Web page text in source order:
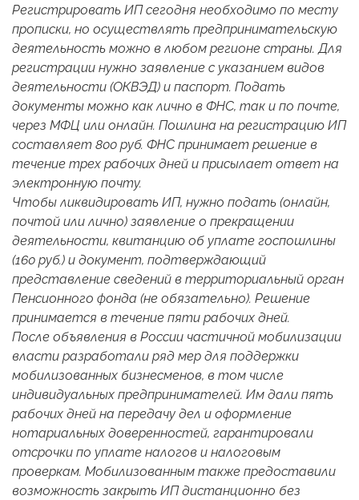
Регистрировать ИП сегодня необходимо по месту
прописки, но осуществлять предпринимательскую
деятельность можно в любом регионе страны. Для
регистрации нужно заявление с указанием видов
деятельности (ОКВЭД) и паспорт. Подать
документы можно как лично в ФНС, так и по почте,
через МФЦ или онлайн. Пошлина на регистрацию ИП
составляет 800 руб. ФНС принимает решение в
течение трех рабочих дней и присылает ответ на
электронную почту.
Чтобы ликвидировать ИП, нужно подать (онлайн,
почтой или лично) заявление о прекращении
деятельности, квитанцию об уплате госпошлины
(160 руб.) и документ, подтверждающий
представление сведений в территориальный орган
Пенсионного фонда (не обязательно). Решение
принимается в течение пяти рабочих дней.
После объявления в России частичной мобилизации
власти разработали ряд мер для поддержки
мобилизованных бизнесменов, в том числе
индивидуальных предпринимателей. Им дали пять
рабочих дней на передачу дел и оформление
нотариальных доверенностей, гарантировали
отсрочки по уплате налогов и налоговым
проверкам. Мобилизованным также предоставили
возможность закрыть ИП дистанционно без